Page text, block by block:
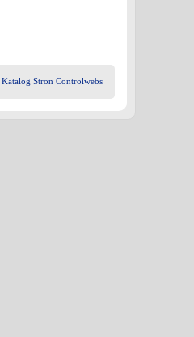
Katalog Stron Controlwebs